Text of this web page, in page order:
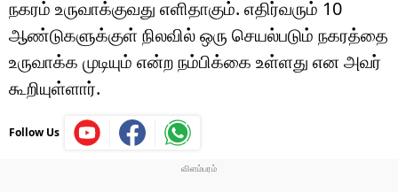
நகரம் உருவாக்குவது எளிதாகும். எதிர்வரும் 10
ஆண்டுகளுக்குள் நிலவில் ஒரு செயல்படும் நகரத்தை
உருவாக்க முடியும் என்ற நம்பிக்கை உள்ளது என அவர்
கூறியுள்ளார்.
Follow Us